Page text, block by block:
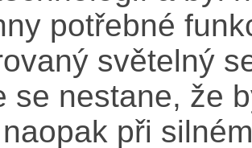
potřebné
světelný
se nestane, že
při